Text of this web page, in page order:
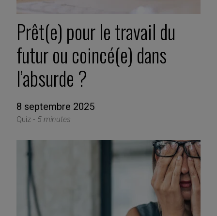
Prêt(e) pour le travail du
futur ou coincé(e) dans
l’absurde ?
8 septembre 2025
Quiz - 5 minutes